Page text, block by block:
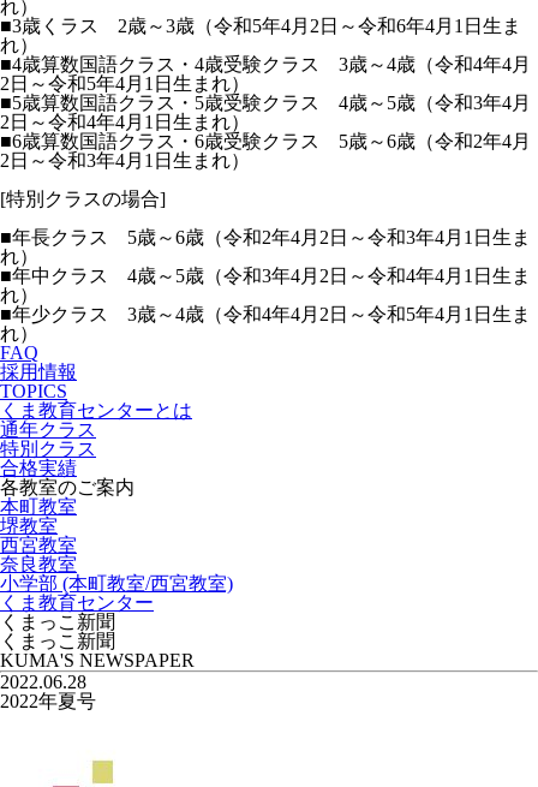
れ）
■3歳くラス 2歳～3歳（令和5年4月2日～令和6年4月1日生ま
れ）
■4歳算数国語クラス・4歳受験クラス 3歳～4歳（令和4年4月
2日～令和5年4月1日生まれ）
■5歳算数国語クラス・5歳受験クラス 4歳～5歳（令和3年4月
2日～令和4年4月1日生まれ）
■6歳算数国語クラス・6歳受験クラス 5歳～6歳（令和2年4月
2日～令和3年4月1日生まれ）
[特別クラスの場合]
■年長クラス 5歳～6歳（令和2年4月2日～令和3年4月1日生ま
れ）
■年中クラス 4歳～5歳（令和3年4月2日～令和4年4月1日生ま
れ）
■年少クラス 3歳～4歳（令和4年4月2日～令和5年4月1日生ま
れ）
FAQ
採用情報
TOPICS
くま教育センターとは
通年クラス
特別クラス
合格実績
各教室のご案内
本町教室
堺教室
西宮教室
奈良教室
小学部 (本町教室/西宮教室)
くま教育センター
くまっこ新聞
くまっこ新聞
KUMA'S NEWSPAPER
2022.06.28
2022年夏号